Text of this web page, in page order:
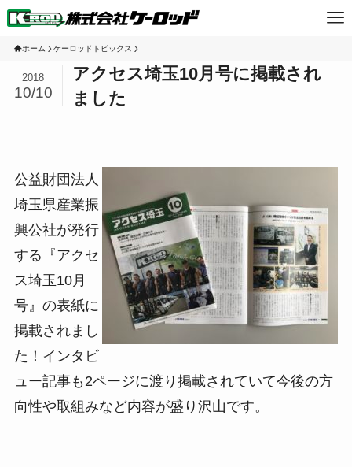
ホーム ケーロッドトピックス
アクセス埼玉10月号に掲載され
ました
2018
10/10
公益財団法人
埼玉県産業振
興公社が発行
する『アクセ
ス埼玉10月
号』の表紙に
掲載されまし
た！インタビ
ュー記事も2ページに渡り掲載されていて今後の方
向性や取組みなど内容が盛り沢山です。